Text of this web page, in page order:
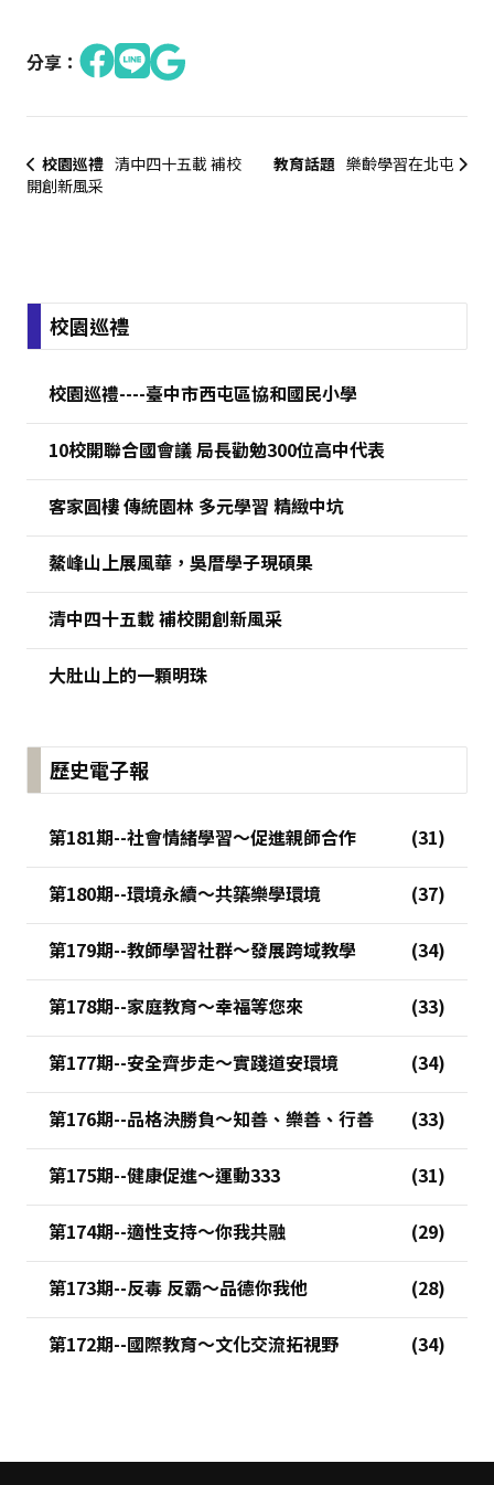
分享：
校園巡禮 清中四十五載 補校
開創新風采
教育話題 樂齡學習在北屯
校園巡禮
校園巡禮----臺中市西屯區協和國民小學
10校開聯合國會議 局長勸勉300位高中代表
客家圓樓 傳統園林 多元學習 精緻中坑
鰲峰山上展風華，吳厝學子現碩果
清中四十五載 補校開創新風采
大肚山上的一顆明珠
歷史電子報
第181期--社會情緒學習～促進親師合作
第180期--環境永續～共築樂學環境
第179期--教師學習社群～發展跨域教學
第178期--家庭教育～幸福等您來
第177期--安全齊步走～實踐道安環境
第176期--品格決勝負～知善、樂善、行善
第175期--健康促進～運動333
第174期--適性支持～你我共融
第173期--反毒 反霸～品德你我他
第172期--國際教育～文化交流拓視野